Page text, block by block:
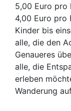
5,00 Euro pro
4,00 Euro pro
Kinder bis
alle, die den
Genaueres
alle, die
erleben
Wanderung